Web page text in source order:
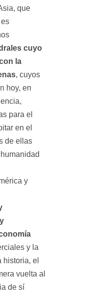
que
cuyo
la
, cuyos
hoy, en
para el
en el
de ellas
y
y la
historia, el
vuelta al
de sí